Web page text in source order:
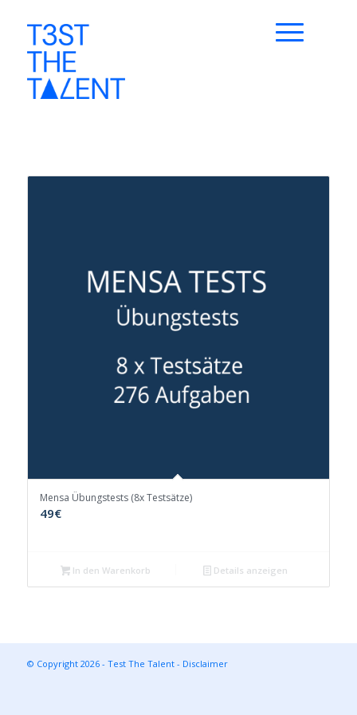
Mensa Übungstests (8x Testsätze)
49€
In den Warenkorb Details anzeigen
© Copyright 2026 - Test The Talent - Disclaimer